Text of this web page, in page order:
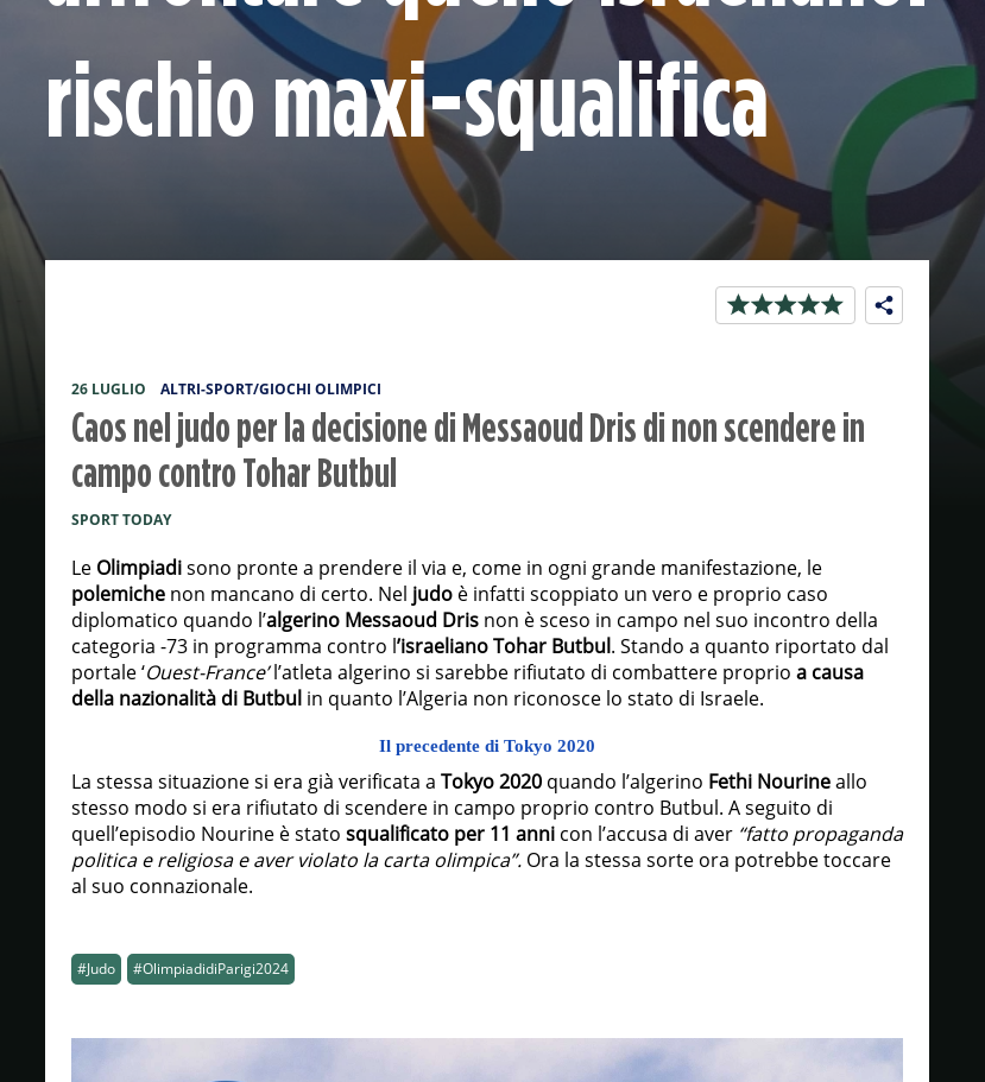
rischio maxi-squalifica
26 LUGLIO ALTRI-SPORT/GIOCHI OLIMPICI
Caos nel judo per la decisione di Messaoud Dris di non scendere in
campo contro Tohar Butbul
SPORT TODAY
Le Olimpiadisono pronte a prendere il via e, come in ogni grande manifestazione, le
polemichenon mancano di certo. Nel judoè infatti scoppiato un vero e proprio caso
diplomatico quando l’algerino Messaoud Drisnon è sceso in campo nel suo incontro della
categoria -73 in programma contro l’israeliano Tohar Butbul. Stando a quanto riportato dal
portale ‘Ouest-France’l’atleta algerino si sarebbe rifiutato di combattere proprio a causa
della nazionalità di Butbul in quanto l’Algeria non riconosce lo stato di Israele.
Il precedente di Tokyo 2020
La stessa situazione si era già verificata a Tokyo 2020quando l’algerino Fethi Nourineallo
stesso modo si era rifiutato di scendere in campo proprio contro Butbul. A seguito di
quell’episodio Nourine è stato squalificato per 11 anni con l’accusa di aver“fatto propaganda
politica e religiosa e aver violato la carta olimpica”.Ora la stessa sorte ora potrebbe toccare
al suo connazionale.
#Judo #OlimpiadidiParigi2024